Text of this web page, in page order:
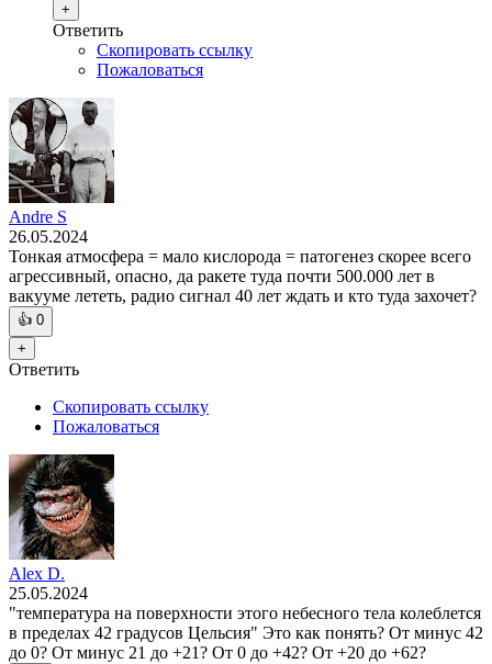
+
Ответить
Скопировать ссылку
Пожаловаться
Andre S
26.05.2024
Тонкая атмосфера = мало кислорода = патогенез скорее всего
агрессивный, опасно, да ракете туда почти 500.000 лет в
вакууме лететь, радио сигнал 40 лет ждать и кто туда захочет?
👍 0
+
Ответить
Скопировать ссылку
Пожаловаться
Alex D.
25.05.2024
"температура на поверхности этого небесного тела колеблется
в пределах 42 градусов Цельсия" Это как понять? От минус 42
до 0? От минус 21 до +21? От 0 до +42? От +20 до +62?